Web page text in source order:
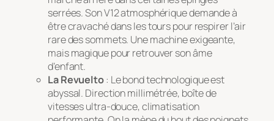
serrées. Son V12 atmosphérique demande à
être cravaché dans les tours pour respirer l’air
rare des sommets. Une machine exigeante,
mais magique pour retrouver son âme
d’enfant.
La Revuelto: Le bond technologique est
abyssal. Direction millimétrée, boîte de
vitesses ultra-douce, climatisation